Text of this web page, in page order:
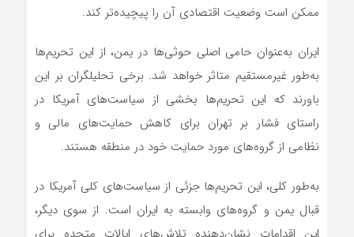
ممکن است وضعیت اقتصادی آن را پیچیده‌تر کند.
ایران به‌عنوان حامی اصلی حوثی‌ها در یمن، از این تحریم‌ها
به‌طور غیرمستقیم متاثر خواهد شد. برخی تحلیلگران بر این
باورند که این تحریم‌ها بخشی از سیاست‌های آمریکا در
راستای فشار بر تهران برای کاهش حمایت‌های مالی و
نظامی از گروه‌های مورد حمایت خود در منطقه هستند.
به‌طور کلی، این تحریم‌ها جزئی از سیاست‌های کلی آمریکا در
قبال یمن و گروه‌های وابسته به ایران است. از سوی دیگر،